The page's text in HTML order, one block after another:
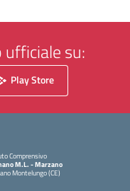
ufficiale su:
Play Store
Comprensivo
M.L. - Marzano
Montelungo (CE)
la pagina iniziale della scuola